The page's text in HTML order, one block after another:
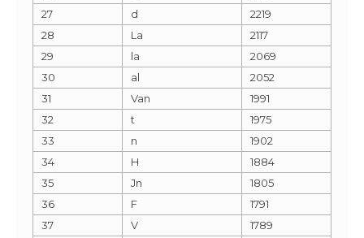
27
d
2219
28
La
2117
29
la
2069
30
al
2052
31
Van
1991
32
t
1975
33
n
1902
34
H
1884
35
Jn
1805
36
F
1791
37
V
1789